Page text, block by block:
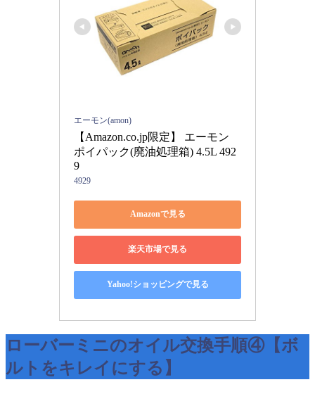
エーモン(amon)
【Amazon.co.jp限定】 エーモン
ポイパック(廃油処理箱) 4.5L 492
9
4929
Amazonで見る
楽天市場で見る
Yahoo!ショッピングで見る
ローバーミニのオイル交換手順④【ボ
ルトをキレイにする】